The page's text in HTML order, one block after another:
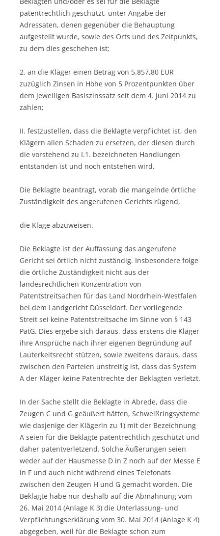
patentrechtlich geschützt, unter Angabe der
Adressaten, denen gegenüber die Behauptung
aufgestellt wurde, sowie des Orts und des Zeitpunkts,
zu dem dies geschehen ist;
2. an die Kläger einen Betrag von 5.857,80 EUR
zuzüglich Zinsen in Höhe von 5 Prozentpunkten über
dem jeweiligen Basiszinssatz seit dem 4. Juni 2014 zu
zahlen;
II. festzustellen, dass die Beklagte verpflichtet ist, den
Klägern allen Schaden zu ersetzen, der diesen durch
die vorstehend zu I.1. bezeichneten Handlungen
entstanden ist und noch entstehen wird.
Die Beklagte beantragt, vorab die mangelnde örtliche
Zuständigkeit des angerufenen Gerichts rügend,
die Klage abzuweisen.
Die Beklagte ist der Auffassung das angerufene
Gericht sei örtlich nicht zuständig. Insbesondere folge
die örtliche Zuständigkeit nicht aus der
landesrechtlichen Konzentration von
Patentstreitsachen für das Land Nordrhein-Westfalen
bei dem Landgericht Düsseldorf. Der vorliegende
Streit sei keine Patentstreitsache im Sinne von § 143
PatG. Dies ergebe sich daraus, dass erstens die Kläger
ihre Ansprüche nach ihrer eigenen Begründung auf
Lauterkeitsrecht stützen, sowie zweitens daraus, dass
zwischen den Parteien unstreitig ist, dass das System
A der Kläger keine Patentrechte der Beklagten verletzt.
In der Sache stellt die Beklagte in Abrede, dass die
Zeugen C und G geäußert hätten, Schweißringsysteme
wie dasjenige der Klägerin zu 1) mit der Bezeichnung
A seien für die Beklagte patentrechtlich geschützt und
daher patentverletzend. Solche Äußerungen seien
weder auf der Hausmesse D in Z noch auf der Messe E
in F und auch nicht während eines Telefonats
zwischen den Zeugen H und G gemacht worden. Die
Beklagte habe nur deshalb auf die Abmahnung vom
26. Mai 2014 (Anlage K 3) die Unterlassung- und
Verpflichtungserklärung vom 30. Mai 2014 (Anlage K 4)
abgegeben, weil für die Beklagte schon zum